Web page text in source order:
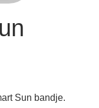
Sun bandje.